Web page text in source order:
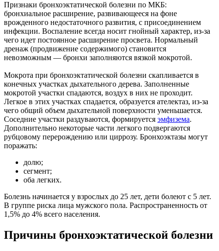
Признаки бронхоэктатической болезни по МКБ:
бронхиальное расширение, развивающееся на фоне
врожденного недостаточного развития, с присоединением
инфекции. Воспаление всегда носит гнойный характер, из-за
чего идет постоянное расширение просвета. Нормальный
дренаж (продвижение содержимого) становится
невозможным — бронхи заполняются вязкой мокротой.
Мокрота при бронхоэктатической болезни скапливается в
конечных участках дыхательного дерева. Заполненные
мокротой участки спадаются, воздух в них не проходит.
Легкое в этих участках спадается, образуется ателектаз, из-за
чего общий объем дыхательной поверхности уменьшается.
Соседние участки раздуваются, формируется эмфизема.
Дополнительно некоторые части легкого подвергаются
рубцовому перерождению или циррозу. Бронхоэктазы могут
поражать:
долю;
сегмент;
оба легких.
Болезнь начинается у взрослых до 25 лет, дети болеют с 5 лет.
В группе риска лица мужского пола. Распространенность от
1,5% до 4% всего населения.
Причины бронхоэктатической болезни